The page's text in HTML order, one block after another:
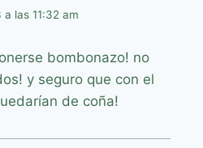
a las 11:32 am
bombonazo! no
y seguro que con el
de coña!